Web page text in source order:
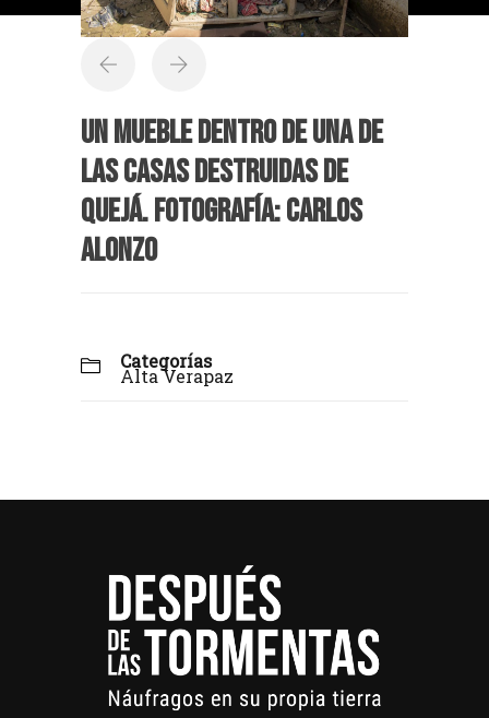
Un mueble dentro de una de
las casas destruidas de
Quejá. Fotografía: Carlos
Alonzo
Categorías
Alta Verapaz